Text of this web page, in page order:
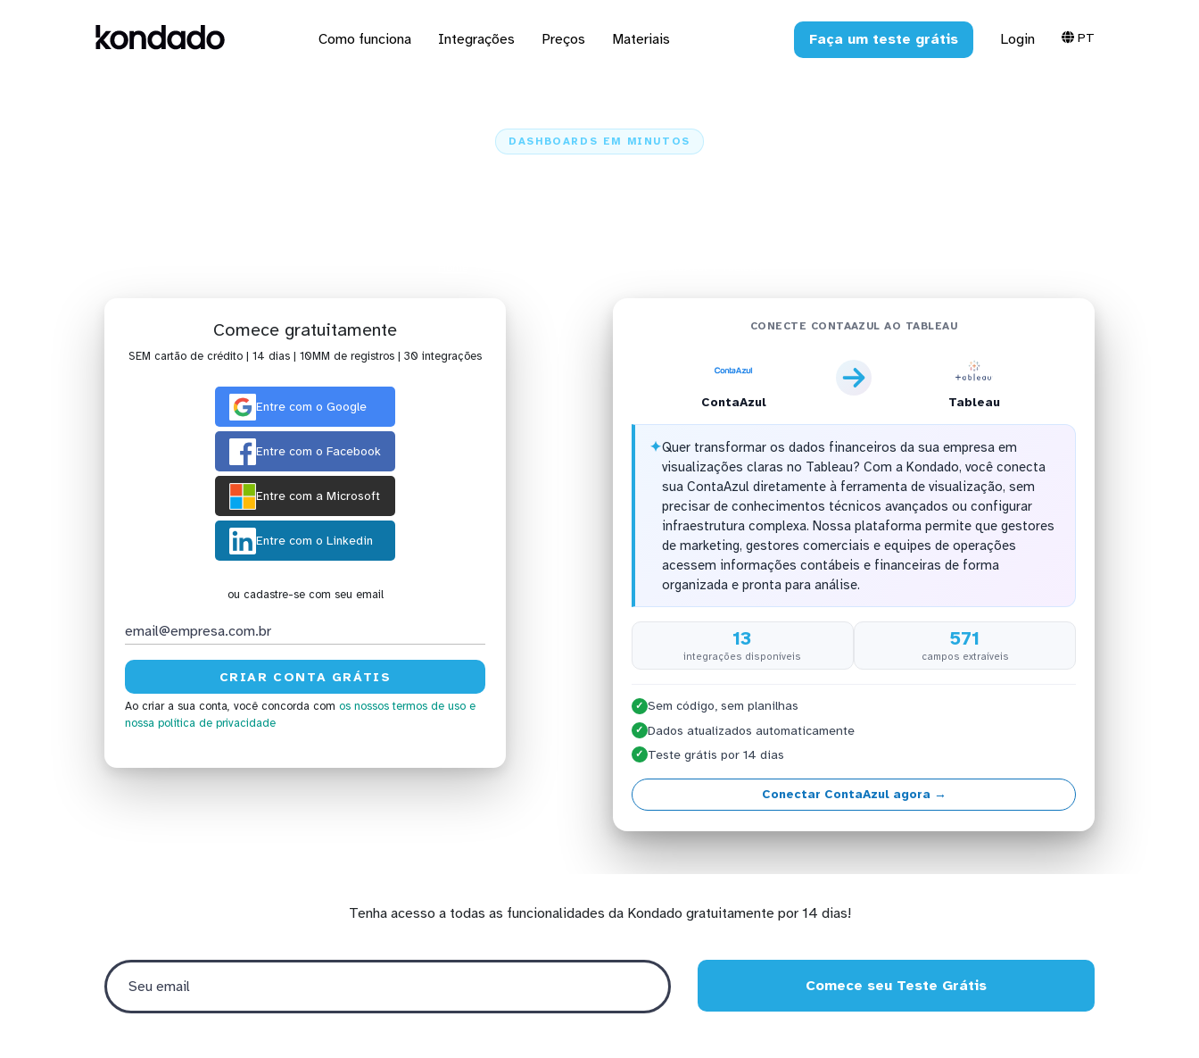
Como funciona Integrações Preços Materiais Faça um teste grátis Login PT
DASHBOARDS EM MINUTOS
Comece gratuitamente
SEM cartão de crédito | 14 dias | 10MM de registros | 30 integrações
Entre com o Google
Entre com o Facebook
Entre com a Microsoft
Entre com o Linkedin
ou cadastre-se com seu email
Ao criar a sua conta, você concorda com os nossos termos de uso e
nossa política de privacidade
CONECTE CONTAAZUL AO TABLEAU
ContaAzul Tableau
✦Quer transformar os dados financeiros da sua empresa em
visualizações claras no Tableau? Com a Kondado, você conecta
sua ContaAzul diretamente à ferramenta de visualização, sem
precisar de conhecimentos técnicos avançados ou configurar
infraestrutura complexa. Nossa plataforma permite que gestores
de marketing, gestores comerciais e equipes de operações
acessem informações contábeis e financeiras de forma
organizada e pronta para análise.
13
integrações disponíveis
571
campos extraíveis
✓ Sem código, sem planilhas
✓ Dados atualizados automaticamente
✓ Teste grátis por 14 dias
Conectar ContaAzul agora →
Tenha acesso a todas as funcionalidades da Kondado gratuitamente por 14 dias!
Comece seu Teste Grátis